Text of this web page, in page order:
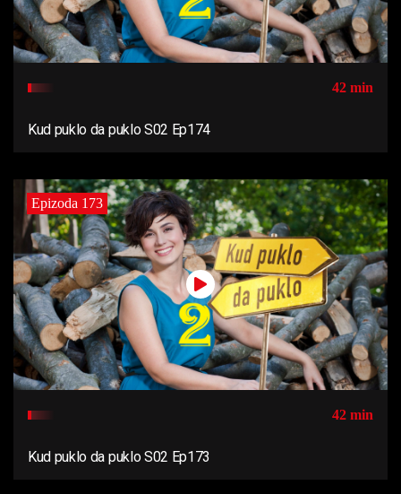
42 min
Kud puklo da puklo S02 Ep174
Epizoda 173
42 min
Kud puklo da puklo S02 Ep173